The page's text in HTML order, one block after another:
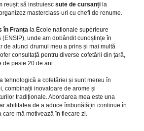
reușit să instruiesc sute de cursanți la
masterclass-uri cu chefi de renume.
în Franța la École nationale supérieure
unde am dobândit cunoștințe în
de atunci drumul meu a prins și mai multă
consultață pentru diverse cofetării din țară,
de peste 20 de ani.
tehnologică a cofetăriei și sunt mereu în
combinații inovatoare de arome și
tradiționale. Abordarea mea este una
abilitatea de a aduce îmbunătățiri continue în
care mă motivează în fiecare zi.